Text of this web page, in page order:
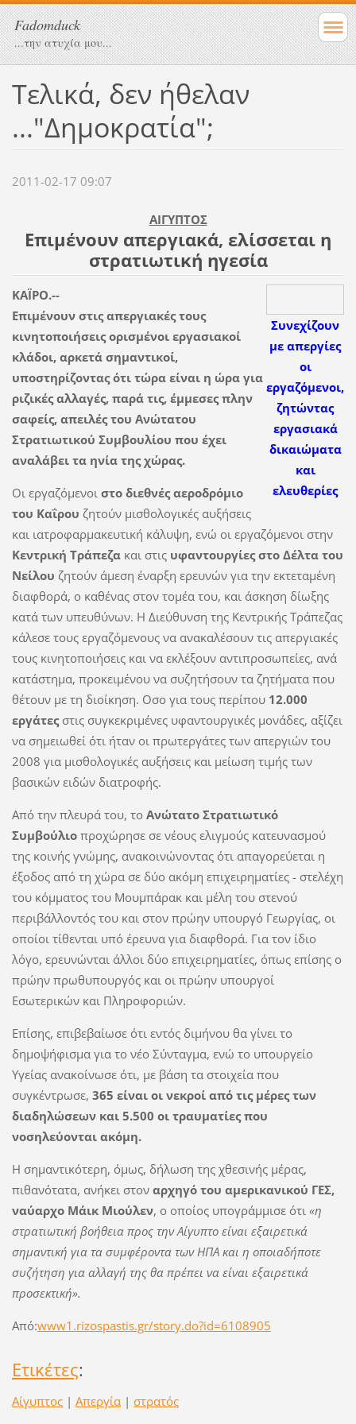
Fadomduck
...την ατυχία μου...
Τελικά, δεν ήθελαν
..."Δημοκρατία";
2011-02-17 09:07
ΑΙΓΥΠΤΟΣ
Επιμένουν απεργιακά, ελίσσεται η
στρατιωτική ηγεσία
Συνεχίζουν
με απεργίες
οι
εργαζόμενοι,
ζητώντας
εργασιακά
δικαιώματα
και
ελευθερίες
KAΪΡΟ.--
Επιμένουν στις απεργιακές τους
κινητοποιήσεις ορισμένοι εργασιακοί
κλάδοι, αρκετά σημαντικοί,
υποστηρίζοντας ότι τώρα είναι η ώρα για
ριζικές αλλαγές, παρά τις, έμμεσες πλην
σαφείς, απειλές του Ανώτατου
Στρατιωτικού Συμβουλίου που έχει
αναλάβει τα ηνία της χώρας.
Οι εργαζόμενοι στο διεθνές αεροδρόμιο
του Καΐρου ζητούν μισθολογικές αυξήσεις
και ιατροφαρμακευτική κάλυψη, ενώ οι εργαζόμενοι στην
Κεντρική Τράπεζακαι στις υφαντουργίες στο Δέλτα του
Νείλου ζητούν άμεση έναρξη ερευνών για την εκτεταμένη
διαφθορά, ο καθένας στον τομέα του, και άσκηση δίωξης
κατά των υπευθύνων. Η Διεύθυνση της Κεντρικής Τράπεζας
κάλεσε τους εργαζόμενους να ανακαλέσουν τις απεργιακές
τους κινητοποιήσεις και να εκλέξουν αντιπροσωπείες, ανά
κατάστημα, προκειμένου να συζητήσουν τα ζητήματα που
θέτουν με τη διοίκηση. Οσο για τους περίπου 12.000
εργάτεςστις συγκεκριμένες υφαντουργικές μονάδες, αξίζει
να σημειωθεί ότι ήταν οι πρωτεργάτες των απεργιών του
2008 για μισθολογικές αυξήσεις και μείωση τιμής των
βασικών ειδών διατροφής.
Από την πλευρά του, το Ανώτατο Στρατιωτικό
Συμβούλιοπροχώρησε σε νέους ελιγμούς κατευνασμού
της κοινής γνώμης, ανακοινώνοντας ότι απαγορεύεται η
έξοδος από τη χώρα σε δύο ακόμη επιχειρηματίες - στελέχη
του κόμματος του Μουμπάρακ και μέλη του στενού
περιβάλλοντός του και στον πρώην υπουργό Γεωργίας, οι
οποίοι τίθενται υπό έρευνα για διαφθορά. Για τον ίδιο
λόγο, ερευνώνται άλλοι δύο επιχειρηματίες, όπως επίσης ο
πρώην πρωθυπουργός και οι πρώην υπουργοί
Εσωτερικών και Πληροφοριών.
Επίσης, επιβεβαίωσε ότι εντός διμήνου θα γίνει το
δημοψήφισμα για το νέο Σύνταγμα, ενώ το υπουργείο
Υγείας ανακοίνωσε ότι, με βάση τα στοιχεία που
συγκέντρωσε, 365 είναι οι νεκροί από τις μέρες των
διαδηλώσεων και 5.500 οι τραυματίες που
νοσηλεύονται ακόμη.
Η σημαντικότερη, όμως, δήλωση της χθεσινής μέρας,
πιθανότατα, ανήκει στον αρχηγό του αμερικανικού ΓΕΣ,
ναύαρχο Μάικ Μιούλεν, ο οποίος υπογράμμισε ότι «η
στρατιωτική βοήθεια προς την Αίγυπτο είναι εξαιρετικά
σημαντική για τα συμφέροντα των ΗΠΑ και η οποιαδήποτε
συζήτηση για αλλαγή της θα πρέπει να είναι εξαιρετικά
προσεκτική».
Από:www1.rizospastis.gr/story.do?id=6108905
Ετικέτες:
Αίγυπτος | Απεργία | στρατός